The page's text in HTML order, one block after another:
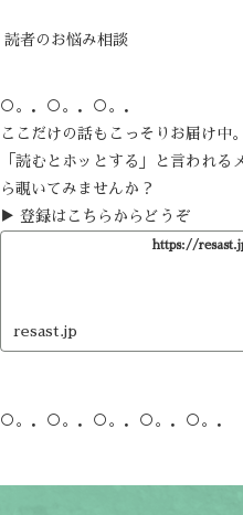
読者のお悩み相談
○。．○。．○。．
ここだけの話もこっそりお届け中。
「読むとホッとする」と言われる
ら覗いてみませんか？
▶ 登録はこちらからどうぞ
https://
resast.jp
○。．○。．○。．○。．○。．